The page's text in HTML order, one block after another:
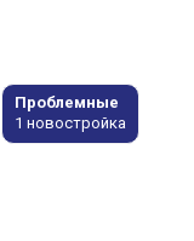
Проблемные
1 новостройка